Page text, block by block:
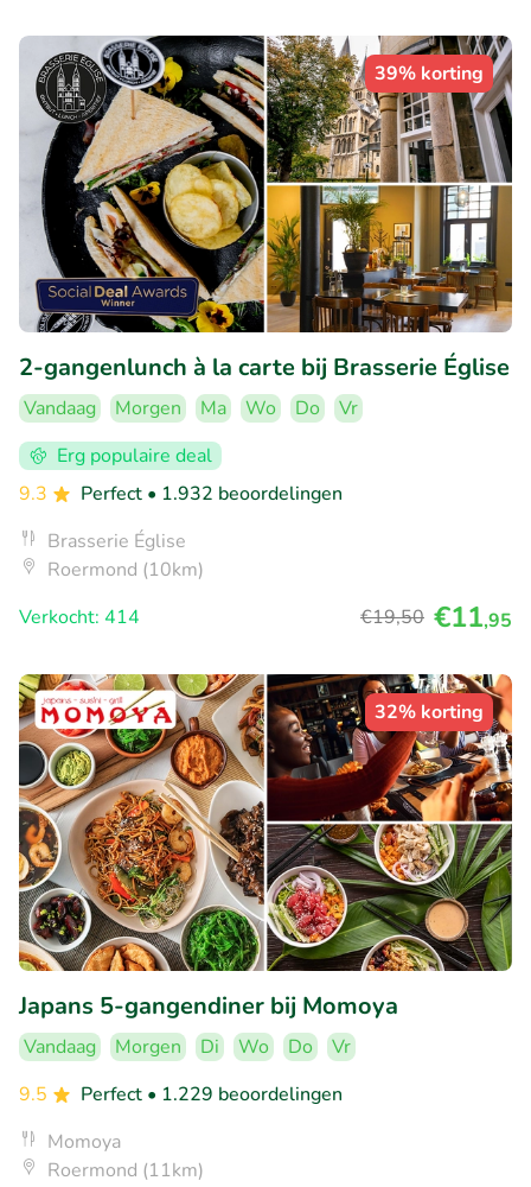
39% korting
2-gangenlunch à la carte bij Brasserie Église
Vandaag Morgen Ma Wo Do
Vr
Erg populaire deal
9.3
Perfect • 1.932 beoordelingen
Brasserie Église
Roermond (10km)
Verkocht: 414
€19,50 €11,95
32% korting
Japans 5-gangendiner bij Momoya
Vandaag Morgen Di Wo Do
Vr
9.5
Perfect • 1.229 beoordelingen
Momoya
Roermond (11km)